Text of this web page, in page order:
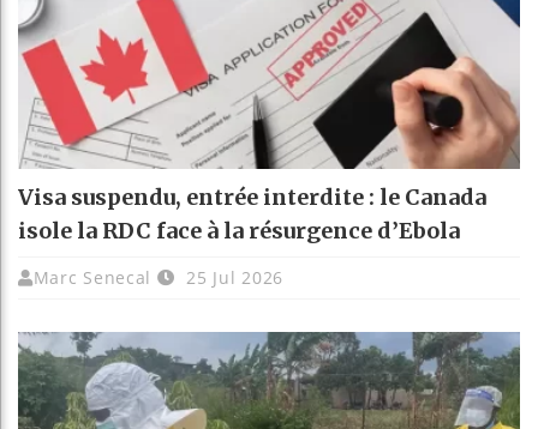
Visa suspendu, entrée interdite : le Canada
isole la RDC face à la résurgence d’Ebola
Marc Senecal 25 Jul 2026